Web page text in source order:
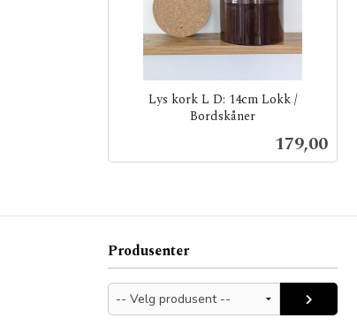
Lys kork L D: 14cm Lokk /
Bordskåner
Pris
179,00
Produsenter